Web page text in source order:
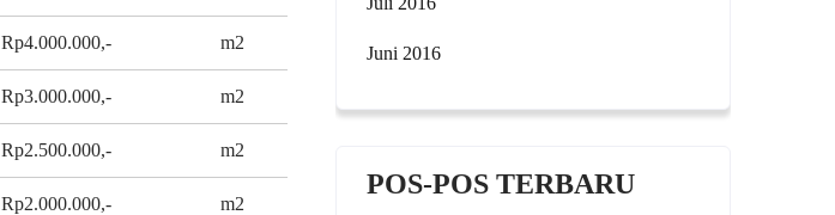
Rp4.000.000,- m2
Rp3.000.000,- m2
Rp2.500.000,- m2
Rp2.000.000,- m2
Juni 2016
POS-POS TERBARU